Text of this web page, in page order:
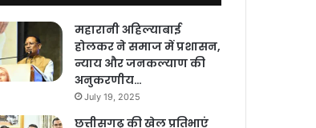
महारानी अहिल्याबाई
होलकर ने समाज में प्रशासन,
न्याय और जनकल्याण की
अनुकरणीय…
July 19, 2025
छत्तीसगढ़ की खेल प्रतिभाएं